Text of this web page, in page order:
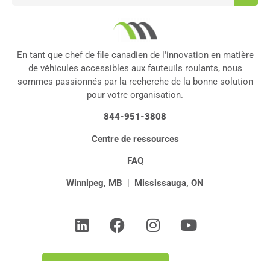
En tant que chef de file canadien de l'innovation en matière
de véhicules accessibles aux fauteuils roulants, nous
sommes passionnés par la recherche de la bonne solution
pour votre organisation.
844-951-3808
Centre de ressources
FAQ
Winnipeg, MB | Mississauga, ON